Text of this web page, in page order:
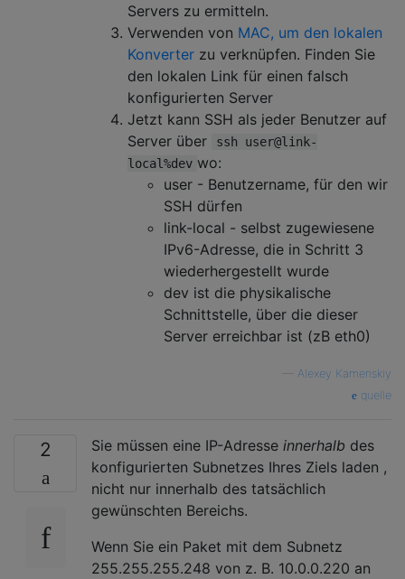
Servers zu ermitteln.
Verwenden von MAC, um den lokalen
Konverter zu verknüpfen. Finden Sie
den lokalen Link für einen falsch
konfigurierten Server
Jetzt kann SSH als jeder Benutzer auf
Server über
ssh user@link-
local%dev wo:
user - Benutzername, für den wir
SSH dürfen
link-local - selbst zugewiesene
IPv6-Adresse, die in Schritt 3
wiederhergestellt wurde
dev ist die physikalische
Schnittstelle, über die dieser
Server erreichbar ist (zB eth0)
Alexey Kamenskiy
quelle
2 Sie müssen eine IP-Adresse innerhalb des
konfigurierten Subnetzes Ihres Ziels laden ,
nicht nur innerhalb des tatsächlich
gewünschten Bereichs.
Wenn Sie ein Paket mit dem Subnetz
255.255.255.248 von z. B. 10.0.0.220 an